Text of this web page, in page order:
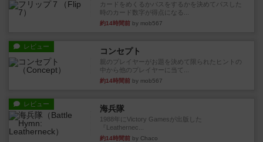
カードをめくるかパスをするかを決めてパスした
時のカード数字が得点になる...
約14時間前 by mob567
レビュー コンセプト
親のプレイヤーがお題を決めて限られたヒントの
中から他のプレイヤーに当て...
約14時間前 by mob567
レビュー 海兵隊
1988年にVictory Gamesが出版した
『Leathernec...
約14時間前 by Chaco